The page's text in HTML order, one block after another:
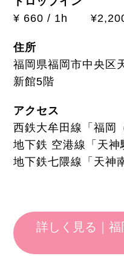
¥ 660 / 1h ¥2,200
住所
福岡県福岡市中央
新館5階
アクセス
西鉄大牟田線「福岡
地下鉄 空港線「天神
地下鉄七隈線「天神
詳しく見る｜福